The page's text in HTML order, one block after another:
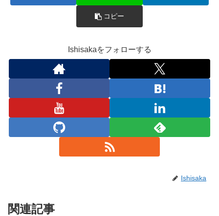
コピー
Ishisakaをフォローする
Ishisaka
関連記事